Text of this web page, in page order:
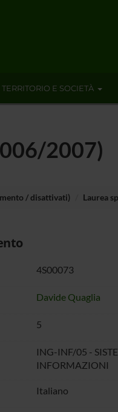
TERRITORIO E SOCIETÀ
2007)
/ disattivati) Laurea
4S00073
Davide Quaglia
5
ING-INF/05 -
INFORMAZIONI
Italiano